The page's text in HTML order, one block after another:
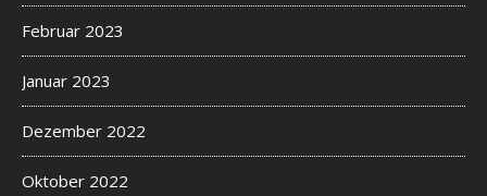
Februar 2023
Januar 2023
Dezember 2022
Oktober 2022